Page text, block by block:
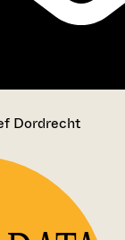
Dordrecht